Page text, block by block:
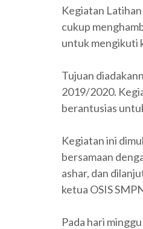
Kegiatan
cukup
untuk mengikuti
Tujuan
2019/2020.
berantusias
Kegiatan ini
bersamaan
ashar, dan
ketua OSIS
Pada hari